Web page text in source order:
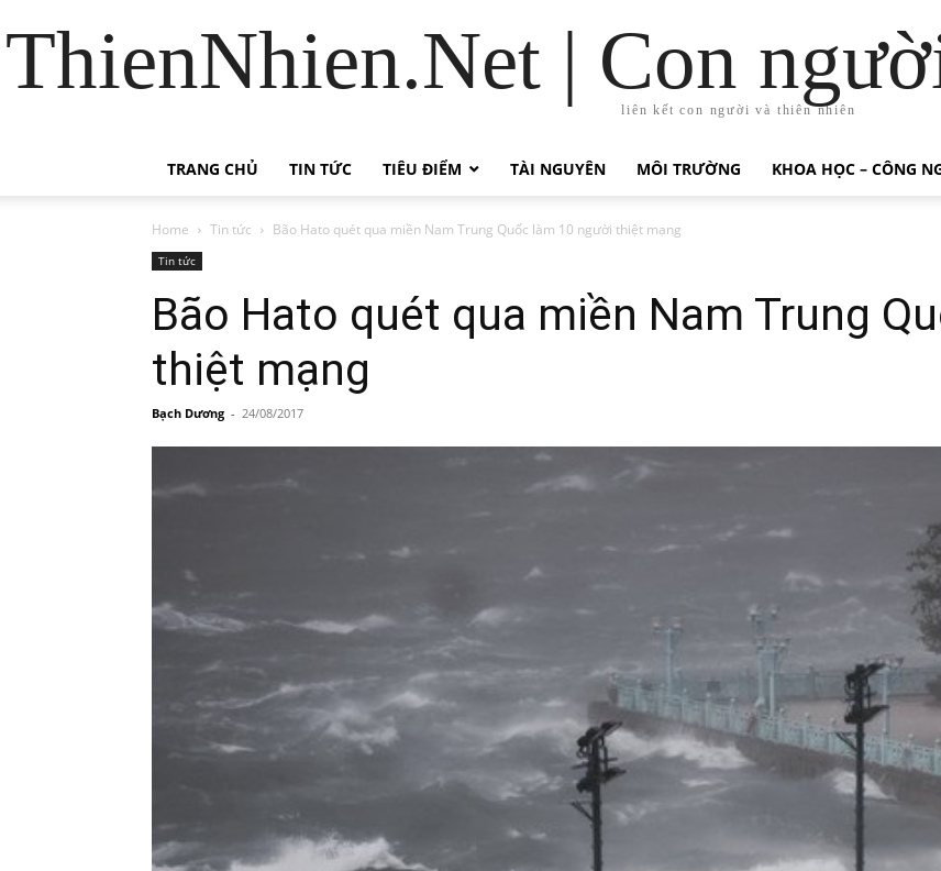
ThienNhien.Net | Con
liên kết con người và thiên nhiên
TRANG CHỦ TIN TỨC TIÊU ĐIỂM TÀI NGUYÊN MÔI TRƯỜNG KHOA HỌC – CÔNG
Home Tin tức Bão Hato quét qua miền Nam Trung Quốc làm 10 người thiệt mạng
Tin tức
Bão Hato quét qua miền Nam Trung
thiệt mạng
Bạch Dương - 24/08/2017